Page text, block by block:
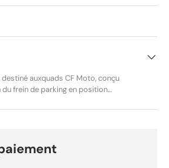
auxquads CF Moto, conçu
frein de parking en position
fonctionnement fiable du système
: Type : Câble de stationnement
080330-00001 Compatibilité :